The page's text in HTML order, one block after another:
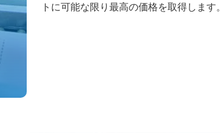
トに可能な限り最高の価格を取得します。